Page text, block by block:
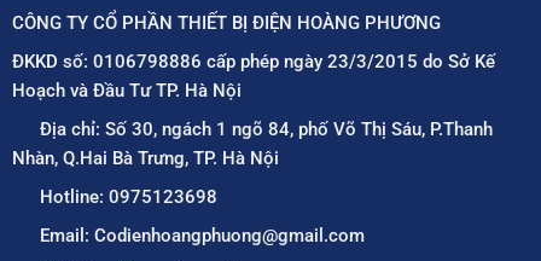
CÔNG TY CỔ PHẦN THIẾT BỊ ĐIỆN HOÀNG PHƯƠNG
ĐKKD số: 0106798886 cấp phép ngày 23/3/2015 do Sở Kế
Hoạch và Đầu Tư TP. Hà Nội
Địa chỉ: Số 30, ngách 1 ngõ 84, phố Võ Thị Sáu, P.Thanh
Nhàn, Q.Hai Bà Trưng, TP. Hà Nội
Hotline: 0975123698
Email: Codienhoangphuong@gmail.com